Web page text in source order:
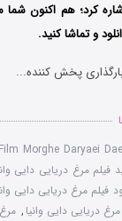
کرد؛ هم اکنون
و تماشا کنید.
پخش کننده...
Morghe Daryaei
فیلم مرغ دریایی دایی
فیلم مرغ دریایی دایی
مرغ دریایی دایی وانیا ,